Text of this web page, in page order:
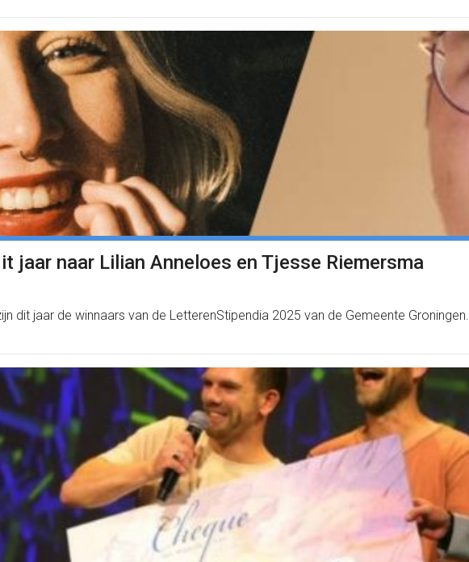
jaar naar Lilian Anneloes en Tjesse Riemersma
dit jaar de winnaars van de LetterenStipendia 2025 van de Gemeente Groningen.